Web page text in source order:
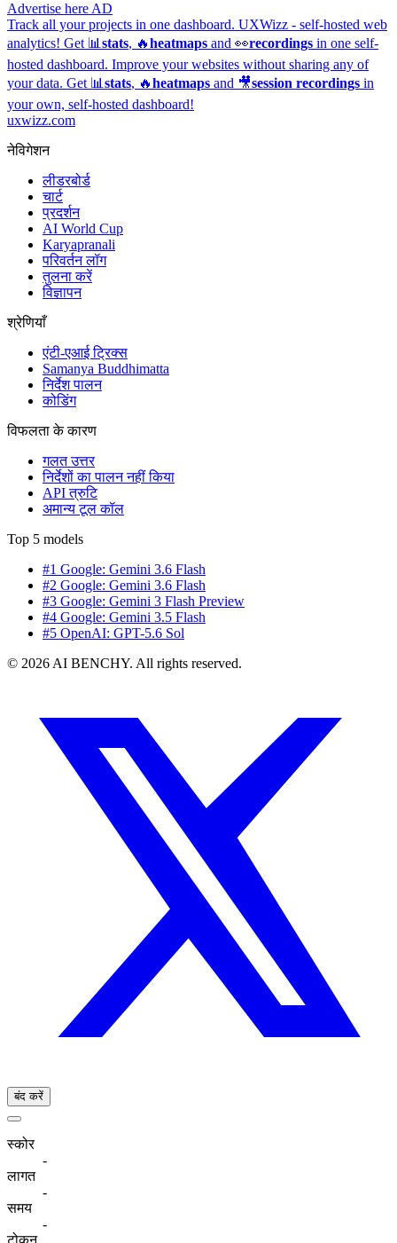
Advertise here AD
Track all your projects in one dashboard. UXWizz - self-hosted web
analytics! Get 📊 stats, 🔥heatmaps and 👀recordings in one self-
hosted dashboard. Improve your websites without sharing any of
your data. Get 📊 stats, 🔥heatmaps and 🎥session recordings in
your own, self-hosted dashboard!
uxwizz.com
नेविगेशन
लीडरबोर्ड
चार्ट
प्रदर्शन
AI World Cup
Karyapranali
परिवर्तन लॉग
तुलना करें
विज्ञापन
श्रेणियाँ
एंटी-एआई ट्रिक्स
Samanya Buddhimatta
निर्देश पालन
कोडिंग
विफलता के कारण
गलत उत्तर
निर्देशों का पालन नहीं किया
API त्रुटि
अमान्य टूल कॉल
Top 5 models
#1 Google: Gemini 3.6 Flash
#2 Google: Gemini 3.6 Flash
#3 Google: Gemini 3 Flash Preview
#4 Google: Gemini 3.5 Flash
#5 OpenAI: GPT-5.6 Sol
© 2026 AI BENCHY. All rights reserved.
बंद करें
स्कोर
-
लागत
-
समय
-